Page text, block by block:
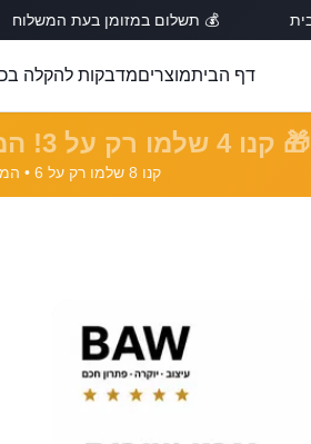
💰 תשלום במזומן בעת המשלוח
דף הביתמוצריםמדבקות להקלה
🎁 קנו 4 שלמו רק על 3!
קנו 8 שלמו רק על 6 •